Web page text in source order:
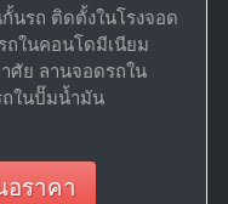
นรถ ติดตั้งในโรงจอด
ถในคอนโดมีเนียม
ศัย ลานจอดรถใน
ถในปั๊มน้ำมัน
อราคา